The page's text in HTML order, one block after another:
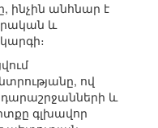
ինչին անհնար է
և
ով
դարաշրջանների և
գլխավոր